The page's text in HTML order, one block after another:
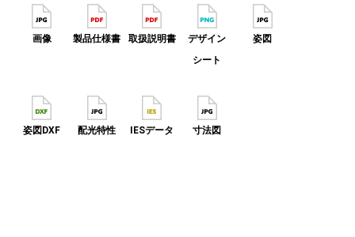
画像 製品仕様書 取扱説明書
デザイン
シート
姿図
姿図DXF 配光特性 IESデータ 寸法図